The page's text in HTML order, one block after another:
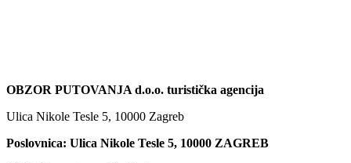
OBZOR PUTOVANJA d.o.o. turistička agencija
Ulica Nikole Tesle 5, 10000 Zagreb
Poslovnica: Ulica Nikole Tesle 5, 10000 ZAGREB